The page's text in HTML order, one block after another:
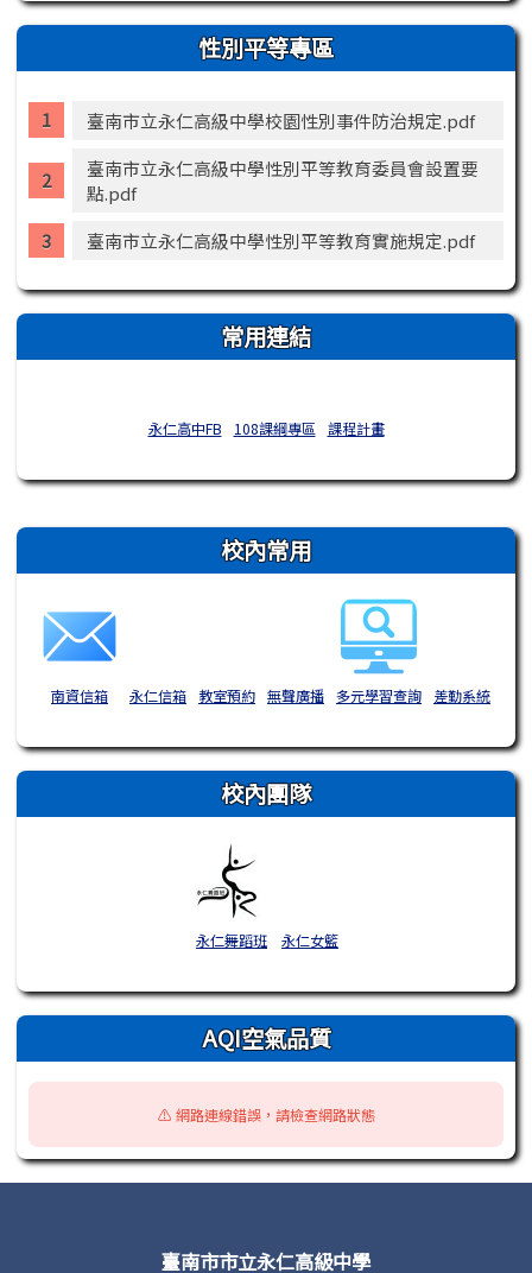
性別平等專區
臺南市立永仁高級中學校園性別事件防治規定.pdf
臺南市立永仁高級中學性別平等教育委員會設置要
點.pdf
臺南市立永仁高級中學性別平等教育實施規定.pdf
常用連結
永仁高中FB 108課綱專區 課程計畫
右邊區域內容 校內常用
南資信箱 永仁信箱 教室預約 無聲廣播 多元學習查詢 差勤系統
校內團隊
永仁舞蹈班 永仁女籃
AQI空氣品質
⚠️ 網路連線錯誤，請檢查網路狀態
臺南市市立永仁高級中學